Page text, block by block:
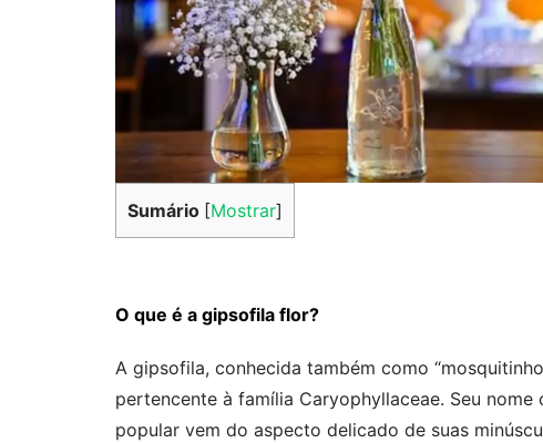
Sumário [Mostrar]
O que é a gipsofila flor?
A gipsofila, conhecida também como
pertencente à família Caryophyllaceae. Seu nome
popular vem do aspecto delicado de suas